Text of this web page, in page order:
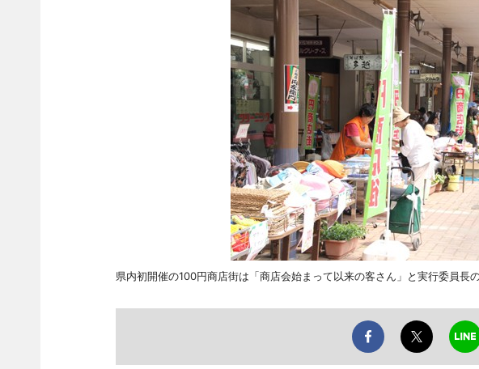
県内初開催の100円商店街は「商店会始まって以来の客さん」と実行委員長